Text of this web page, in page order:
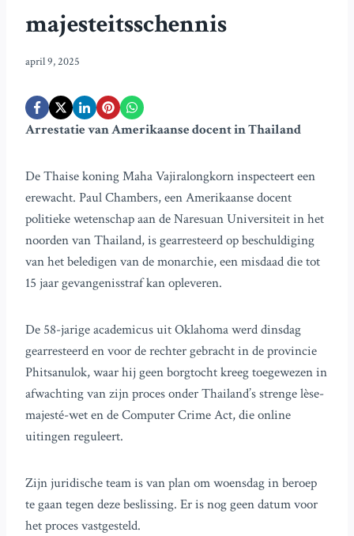
majesteitsschennis
april 9, 2025
Arrestatie van Amerikaanse docent in Thailand
De Thaise koning Maha Vajiralongkorn inspecteert een
erewacht. Paul Chambers, een Amerikaanse docent
politieke wetenschap aan de Naresuan Universiteit in het
noorden van Thailand, is gearresteerd op beschuldiging
van het beledigen van de monarchie, een misdaad die tot
15 jaar gevangenisstraf kan opleveren.
De 58-jarige academicus uit Oklahoma werd dinsdag
gearresteerd en voor de rechter gebracht in de provincie
Phitsanulok, waar hij geen borgtocht kreeg toegewezen in
afwachting van zijn proces onder Thailand’s strenge lèse-
majesté-wet en de Computer Crime Act, die online
uitingen reguleert.
Zijn juridische team is van plan om woensdag in beroep
te gaan tegen deze beslissing. Er is nog geen datum voor
het proces vastgesteld.